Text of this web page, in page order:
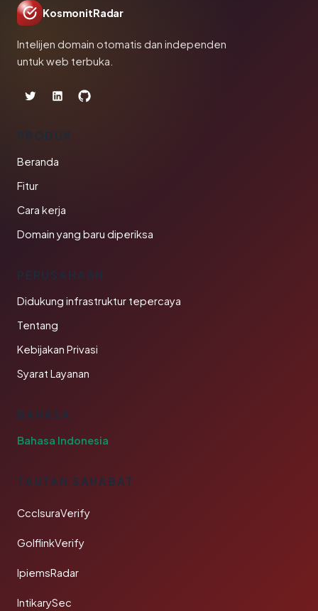
KosmonitRadar
Intelijen domain otomatis dan independen
untuk web terbuka.
PRODUK
Beranda
Fitur
Cara kerja
Domain yang baru diperiksa
PERUSAHAAN
Didukung infrastruktur tepercaya
Tentang
Kebijakan Privasi
Syarat Layanan
BAHASA
Bahasa Indonesia
TAUTAN SAHABAT
CcclsuraVerify
GolflinkVerify
IpiemsRadar
IntikarySec